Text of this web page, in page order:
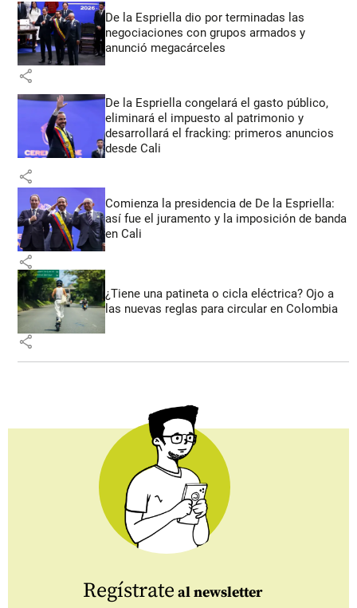
De la Espriella dio por terminadas las
negociaciones con grupos armados y
anunció megacárceles
share
De la Espriella congelará el gasto público,
eliminará el impuesto al patrimonio y
desarrollará el fracking: primeros anuncios
desde Cali
share
Comienza la presidencia de De la Espriella:
así fue el juramento y la imposición de banda
en Cali
share
¿Tiene una patineta o cicla eléctrica? Ojo a
las nuevas reglas para circular en Colombia
share
Regístrate al newsletter